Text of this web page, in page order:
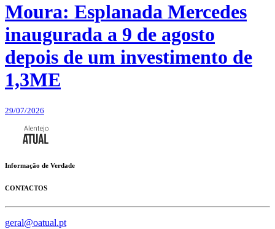
Moura: Esplanada Mercedes
inaugurada a 9 de agosto
depois de um investimento de
1,3ME
29/07/2026
Informação de Verdade
CONTACTOS
geral@oatual.pt